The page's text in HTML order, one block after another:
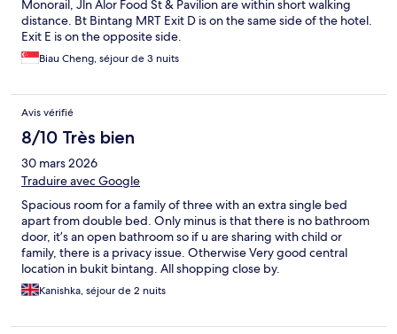
Monorail, Jln Alor Food St & Pavilion are within short walking
distance. Bt Bintang MRT Exit D is on the same side of the hotel.
Exit E is on the opposite side.
Biau Cheng, séjour de 3 nuits
Avis vérifié
8/10 Très bien
30 mars 2026
Traduire avec Google
Spacious room for a family of three with an extra single bed
apart from double bed. Only minus is that there is no bathroom
door, it’s an open bathroom so if u are sharing with child or
family, there is a privacy issue. Otherwise Very good central
location in bukit bintang. All shopping close by.
Kanishka, séjour de 2 nuits